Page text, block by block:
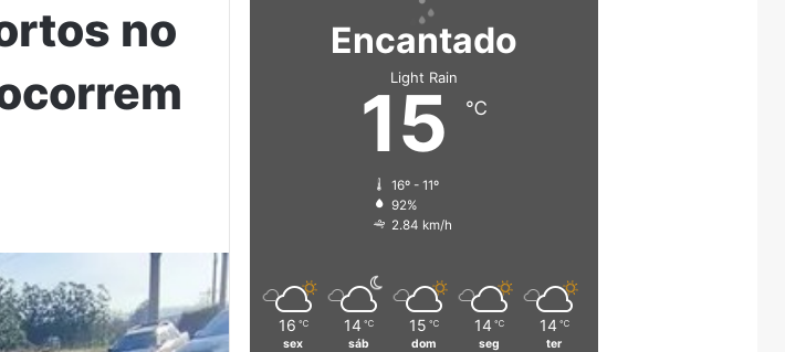
no
Encantado
Light Rain
15 ℃
16º - 11º
92%
2.84 km/h
16 ℃
sex
14 ℃
sáb
15 ℃
dom
14 ℃
seg
14 ℃
ter